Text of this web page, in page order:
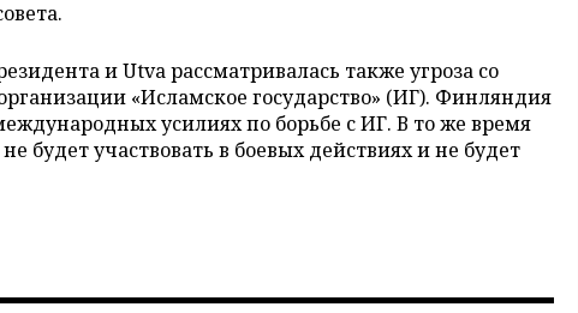
и Utva рассматривалась также угроза со
«Исламское государство» (ИГ). Финляндия
усилиях по борьбе с ИГ. В то же время
будет участвовать в боевых действиях и не будет